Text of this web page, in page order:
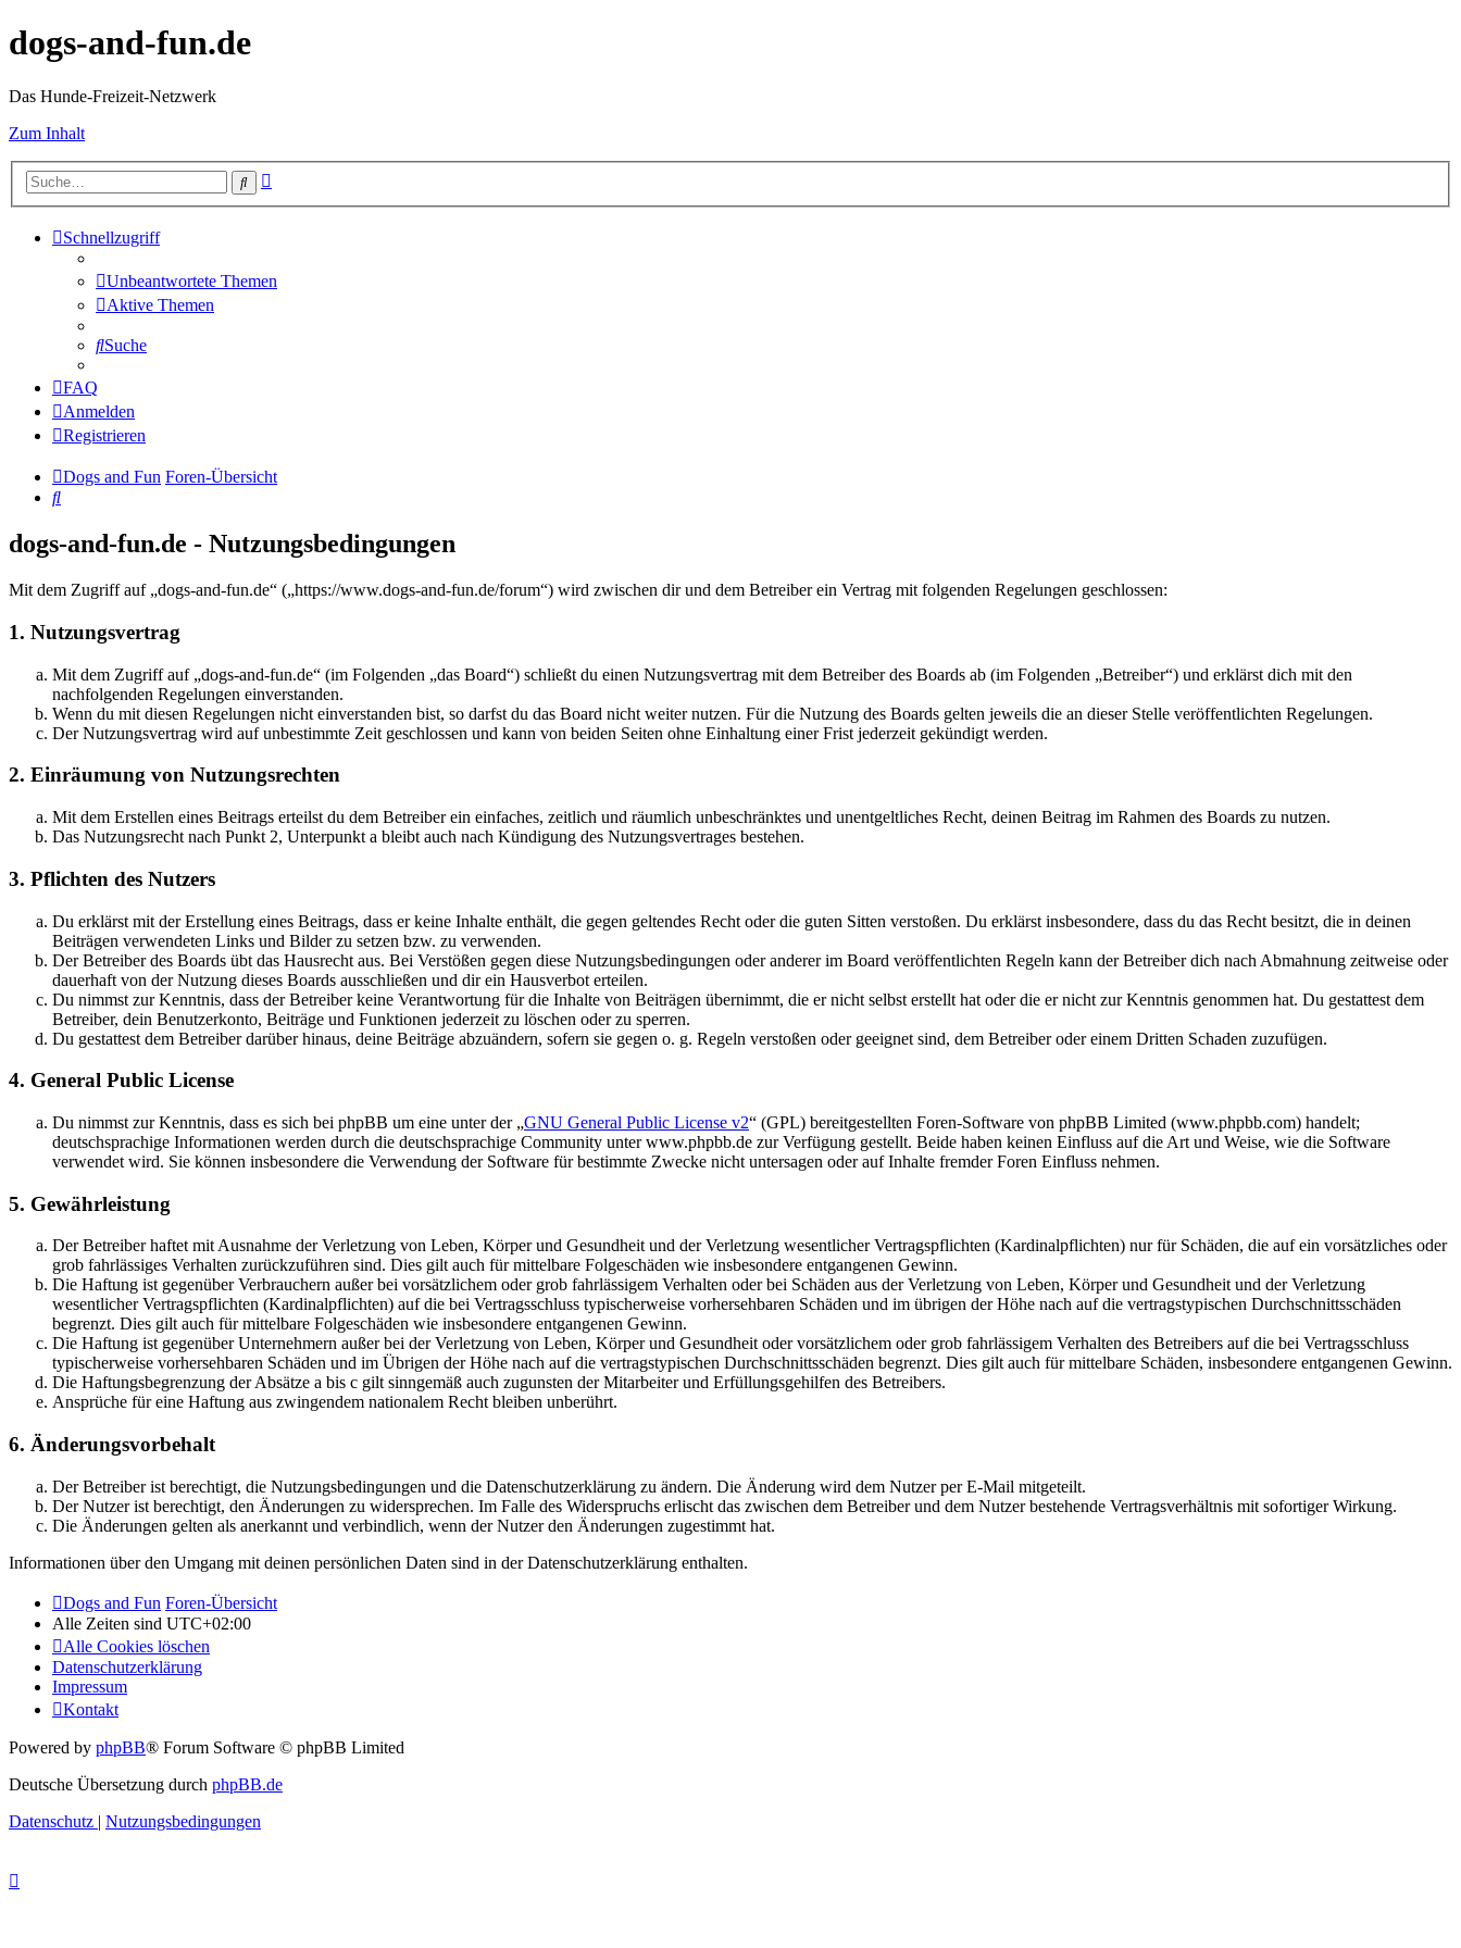
dogs-and-fun.de
Das Hunde-Freizeit-Netzwerk
Zum Inhalt
Suche
Schnellzugriff
Unbeantwortete Themen
Aktive Themen
Suche
FAQ
Anmelden
Registrieren
Dogs and Fun Foren-Übersicht
Suche
dogs-and-fun.de - Nutzungsbedingungen
Mit dem Zugriff auf „dogs-and-fun.de“ („https://www.dogs-and-fun.de/forum“) wird zwischen dir und dem Betreiber ein Vertrag mit folgenden Regelungen geschlossen:
1. Nutzungsvertrag
Mit dem Zugriff auf „dogs-and-fun.de“ (im Folgenden „das Board“) schließt du einen Nutzungsvertrag mit dem Betreiber des Boards ab (im Folgenden „Betreiber“) und erklärst dich mit den
nachfolgenden Regelungen einverstanden.
Wenn du mit diesen Regelungen nicht einverstanden bist, so darfst du das Board nicht weiter nutzen. Für die Nutzung des Boards gelten jeweils die an dieser Stelle veröffentlichten Regelungen.
Der Nutzungsvertrag wird auf unbestimmte Zeit geschlossen und kann von beiden Seiten ohne Einhaltung einer Frist jederzeit gekündigt werden.
2. Einräumung von Nutzungsrechten
Mit dem Erstellen eines Beitrags erteilst du dem Betreiber ein einfaches, zeitlich und räumlich unbeschränktes und unentgeltliches Recht, deinen Beitrag im Rahmen des Boards zu nutzen.
Das Nutzungsrecht nach Punkt 2, Unterpunkt a bleibt auch nach Kündigung des Nutzungsvertrages bestehen.
3. Pflichten des Nutzers
Du erklärst mit der Erstellung eines Beitrags, dass er keine Inhalte enthält, die gegen geltendes Recht oder die guten Sitten verstoßen. Du erklärst insbesondere, dass du das Recht besitzt, die in deinen
Beiträgen verwendeten Links und Bilder zu setzen bzw. zu verwenden.
Der Betreiber des Boards übt das Hausrecht aus. Bei Verstößen gegen diese Nutzungsbedingungen oder anderer im Board veröffentlichten Regeln kann der Betreiber dich nach Abmahnung zeitweise oder
dauerhaft von der Nutzung dieses Boards ausschließen und dir ein Hausverbot erteilen.
Du nimmst zur Kenntnis, dass der Betreiber keine Verantwortung für die Inhalte von Beiträgen übernimmt, die er nicht selbst erstellt hat oder die er nicht zur Kenntnis genommen hat. Du gestattest dem
Betreiber, dein Benutzerkonto, Beiträge und Funktionen jederzeit zu löschen oder zu sperren.
Du gestattest dem Betreiber darüber hinaus, deine Beiträge abzuändern, sofern sie gegen o. g. Regeln verstoßen oder geeignet sind, dem Betreiber oder einem Dritten Schaden zuzufügen.
4. General Public License
Du nimmst zur Kenntnis, dass es sich bei phpBB um eine unter der „GNU General Public License v2“ (GPL) bereitgestellten Foren-Software von phpBB Limited (www.phpbb.com) handelt;
deutschsprachige Informationen werden durch die deutschsprachige Community unter www.phpbb.de zur Verfügung gestellt. Beide haben keinen Einfluss auf die Art und Weise, wie die Software
verwendet wird. Sie können insbesondere die Verwendung der Software für bestimmte Zwecke nicht untersagen oder auf Inhalte fremder Foren Einfluss nehmen.
5. Gewährleistung
Der Betreiber haftet mit Ausnahme der Verletzung von Leben, Körper und Gesundheit und der Verletzung wesentlicher Vertragspflichten (Kardinalpflichten) nur für Schäden, die auf ein vorsätzliches oder
grob fahrlässiges Verhalten zurückzuführen sind. Dies gilt auch für mittelbare Folgeschäden wie insbesondere entgangenen Gewinn.
Die Haftung ist gegenüber Verbrauchern außer bei vorsätzlichem oder grob fahrlässigem Verhalten oder bei Schäden aus der Verletzung von Leben, Körper und Gesundheit und der Verletzung
wesentlicher Vertragspflichten (Kardinalpflichten) auf die bei Vertragsschluss typischerweise vorhersehbaren Schäden und im übrigen der Höhe nach auf die vertragstypischen Durchschnittsschäden
begrenzt. Dies gilt auch für mittelbare Folgeschäden wie insbesondere entgangenen Gewinn.
Die Haftung ist gegenüber Unternehmern außer bei der Verletzung von Leben, Körper und Gesundheit oder vorsätzlichem oder grob fahrlässigem Verhalten des Betreibers auf die bei Vertragsschluss
typischerweise vorhersehbaren Schäden und im Übrigen der Höhe nach auf die vertragstypischen Durchschnittsschäden begrenzt. Dies gilt auch für mittelbare Schäden, insbesondere entgangenen Gewinn.
Die Haftungsbegrenzung der Absätze a bis c gilt sinngemäß auch zugunsten der Mitarbeiter und Erfüllungsgehilfen des Betreibers.
Ansprüche für eine Haftung aus zwingendem nationalem Recht bleiben unberührt.
6. Änderungsvorbehalt
Der Betreiber ist berechtigt, die Nutzungsbedingungen und die Datenschutzerklärung zu ändern. Die Änderung wird dem Nutzer per E-Mail mitgeteilt.
Der Nutzer ist berechtigt, den Änderungen zu widersprechen. Im Falle des Widerspruchs erlischt das zwischen dem Betreiber und dem Nutzer bestehende Vertragsverhältnis mit sofortiger Wirkung.
Die Änderungen gelten als anerkannt und verbindlich, wenn der Nutzer den Änderungen zugestimmt hat.
Informationen über den Umgang mit deinen persönlichen Daten sind in der Datenschutzerklärung enthalten.
Dogs and Fun Foren-Übersicht
Alle Zeiten sind UTC+02:00
Alle Cookies löschen
Datenschutzerklärung
Impressum
Kontakt
Powered by phpBB® Forum Software © phpBB Limited
Deutsche Übersetzung durch phpBB.de
Datenschutz | Nutzungsbedingungen